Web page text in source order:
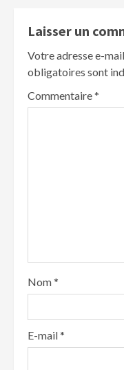
Laisser un
Votre adresse e-
obligatoires sont
Commentaire*
Nom*
E-mail*